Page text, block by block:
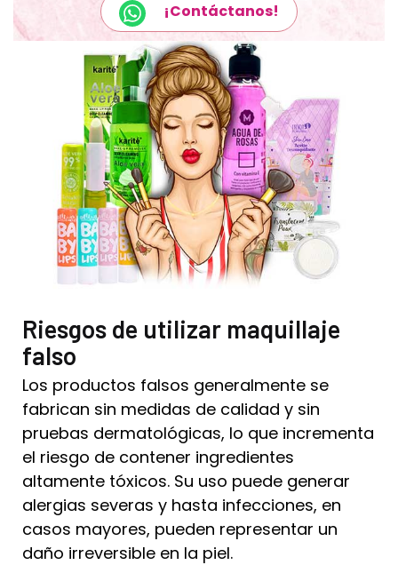
¡Contáctanos!
Riesgos de utilizar maquillaje
falso
Los productos falsos generalmente se
fabrican sin medidas de calidad y sin
pruebas dermatológicas, lo que incrementa
el riesgo de contener ingredientes
altamente tóxicos. Su uso puede generar
alergias severas y hasta infecciones, en
casos mayores, pueden representar un
daño irreversible en la piel.